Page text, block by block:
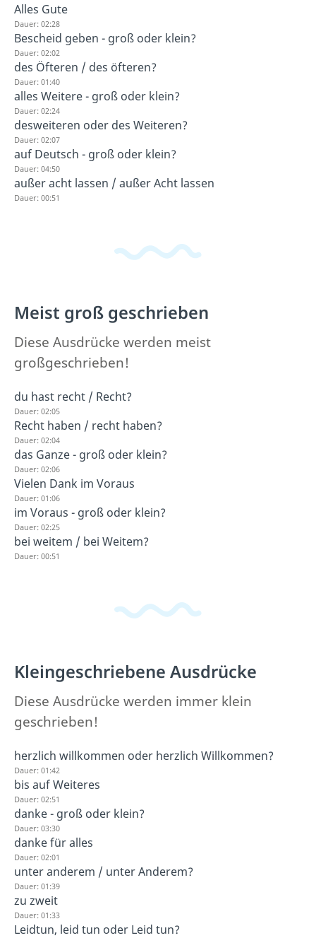
Alles Gute
Dauer: 02:28
Bescheid geben - groß oder klein?
Dauer: 02:02
des Öfteren / des öfteren?
Dauer: 01:40
alles Weitere - groß oder klein?
Dauer: 02:24
desweiteren oder des Weiteren?
Dauer: 02:07
auf Deutsch - groß oder klein?
Dauer: 04:50
außer acht lassen / außer Acht lassen
Dauer: 00:51
Meist groß geschrieben
Diese Ausdrücke werden meist
großgeschrieben!
du hast recht / Recht?
Dauer: 02:05
Recht haben / recht haben?
Dauer: 02:04
das Ganze - groß oder klein?
Dauer: 02:06
Vielen Dank im Voraus
Dauer: 01:06
im Voraus - groß oder klein?
Dauer: 02:25
bei weitem / bei Weitem?
Dauer: 00:51
Kleingeschriebene Ausdrücke
Diese Ausdrücke werden immer klein
geschrieben!
herzlich willkommen oder herzlich Willkommen?
Dauer: 01:42
bis auf Weiteres
Dauer: 02:51
danke - groß oder klein?
Dauer: 03:30
danke für alles
Dauer: 02:01
unter anderem / unter Anderem?
Dauer: 01:39
zu zweit
Dauer: 01:33
Leidtun, leid tun oder Leid tun?